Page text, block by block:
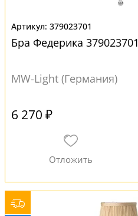
379023701
Бра Федерика 379023701
MW-Light (Германия)
6 270 ₽